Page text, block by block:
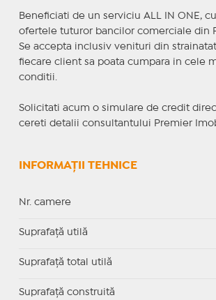
Beneficiati de un serviciu ALL IN ONE,
ofertele tuturor bancilor comerciale din
Se accepta inclusiv venituri din
fiecare client sa poata cumpara in cele
conditii.
Solicitati acum o simulare de credit
cereti detalii consultantului Premier
INFORMAȚII TEHNICE
Nr. camere
Suprafaţă utilă
Suprafaţă total utilă
Suprafaţă construită